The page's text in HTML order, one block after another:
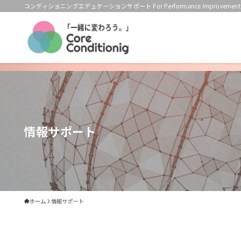
コンディショニングエデュケーションサポート For Performance Improvement
情報サポート
ホーム 情報サポート